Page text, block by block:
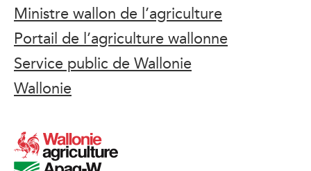
Ministre wallon de l’agriculture
Portail de l’agriculture wallonne
Service public de Wallonie
Wallonie